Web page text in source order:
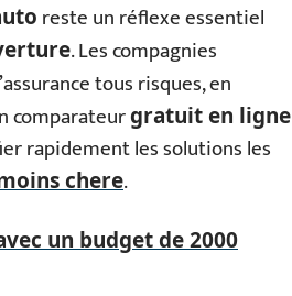
reste un réflexe essentiel
. Les compagnies
tous risques, en
comparateurgratuit en ligne
rapidement les solutions les
chere.
un budget de 2000